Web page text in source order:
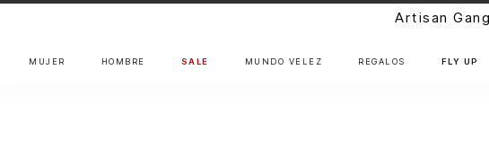
Artisan
MUJER HOMBRE SALE MUNDO VÉLEZ REGALOS FLY UP